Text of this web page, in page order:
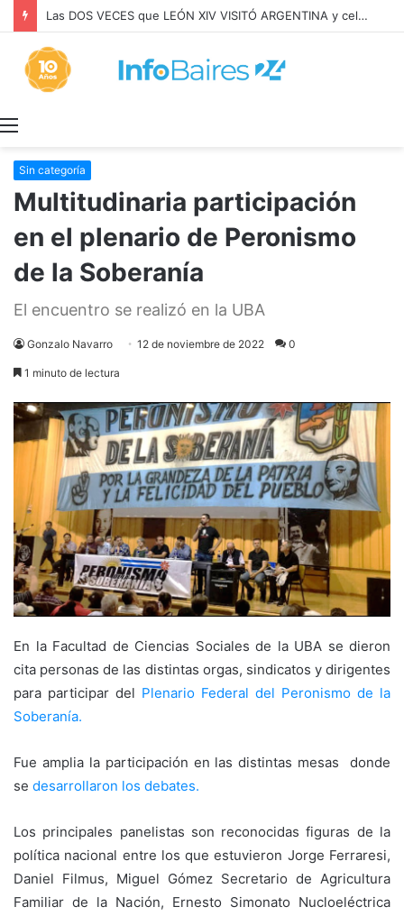
Las DOS VECES que LEÓN XIV VISITÓ ARGENTINA y celebró MISA con BERGOGLIO
Sin categoría
Multitudinaria participación
en el plenario de Peronismo
de la Soberanía
El encuentro se realizó en la UBA
Gonzalo Navarro 12 de noviembre de 2022 0
1 minuto de lectura
En la Facultad de Ciencias Sociales de la UBA se dieron
cita personas de las distintas orgas, sindicatos y dirigentes
para participar del Plenario Federal del Peronismo de la
Soberanía.
Fue amplia la participación en las distintas mesas donde
se desarrollaron los debates.
Los principales panelistas son reconocidas figuras de la
política nacional entre los que estuvieron Jorge Ferraresi,
Daniel Filmus, Miguel Gómez Secretario de Agricultura
Familiar de la Nación, Ernesto Simonato Nucloeléctrica